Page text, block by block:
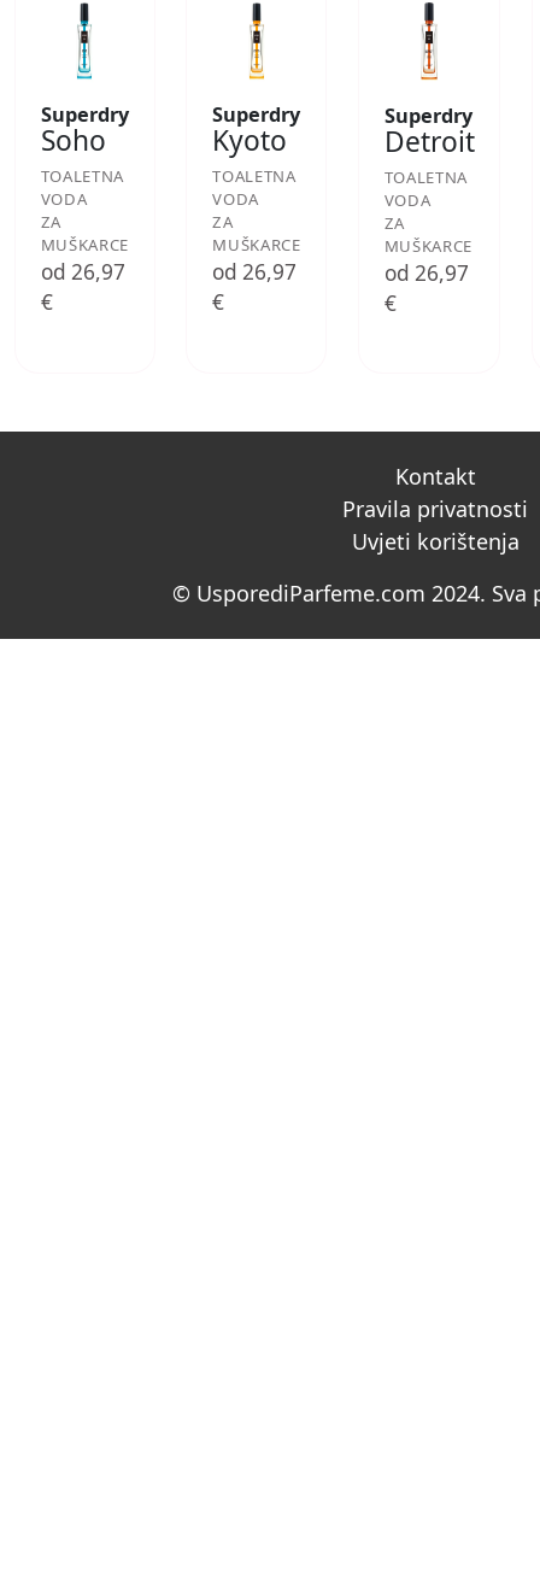
Superdry
Soho
TOALETNA
VODA
ZA
MUŠKARCE
od 26,97
€
Superdry
Kyoto
TOALETNA
VODA
ZA
MUŠKARCE
od 26,97
€
Superdry
Detroit
TOALETNA
VODA
ZA
MUŠKARCE
od 26,97
€
Kontakt
Pravila privatnosti
Uvjeti korištenja
© UsporediParfeme.com 2024. Sva